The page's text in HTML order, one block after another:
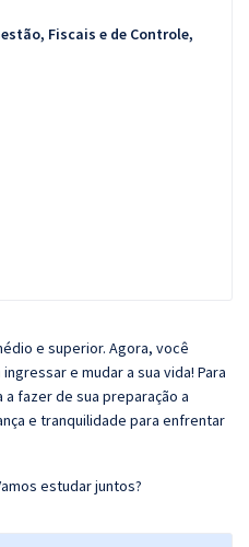
e superior. Agora, você
e mudar a sua vida! Para
fazer de sua preparação a
e tranquilidade para enfrentar
estudar juntos?
Fiscais e de Controle,